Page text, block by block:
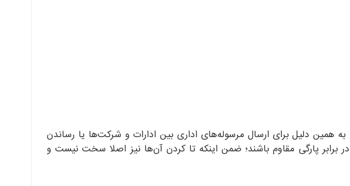
همین دلیل برای ارسال مرسوله‌های اداری بین ادارات و شرکت‌ها یا رساندن
پارگی مقاوم باشند؛ ضمن اینکه تا کردن آن‌ها نیز اصلا سخت نیست و